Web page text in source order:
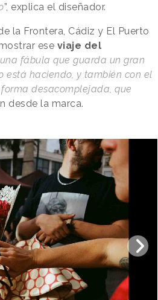
”, explica el diseñador.
la Frontera, Cádiz y El Puerto
ese viaje del
una fábula que guarda un gran
está haciendo, y también con el
desacomplejada, que
desde la marca.